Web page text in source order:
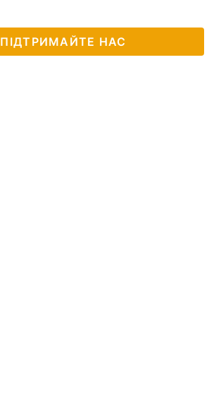
ПІДТРИМАЙТЕ НАС